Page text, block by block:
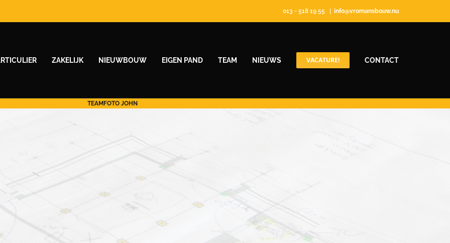
013 - 518 19 55 info@vromansbouw.nu
ZAKELIJK NIEUWBOUW EIGEN PAND TEAM NIEUWS VACATURE! CONTACT
TEAMFOTO JOHN